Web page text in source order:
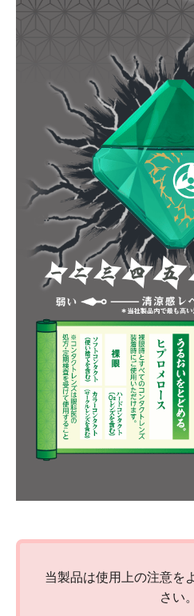
添付
内容を確認
キャン
商品を買い物
商品を買い物
ロート製薬オン
お問い合わせ
当製品は使用上の注意を
さい。